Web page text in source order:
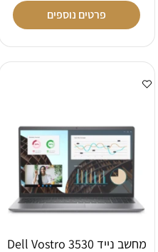
פרטים נוספים
מחשב נייד Dell Vostro 3530